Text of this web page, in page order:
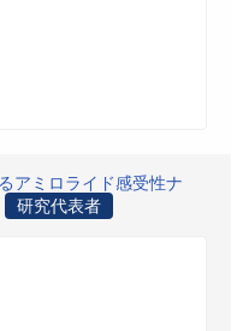
アミロライド感受性ナ
研究代表者